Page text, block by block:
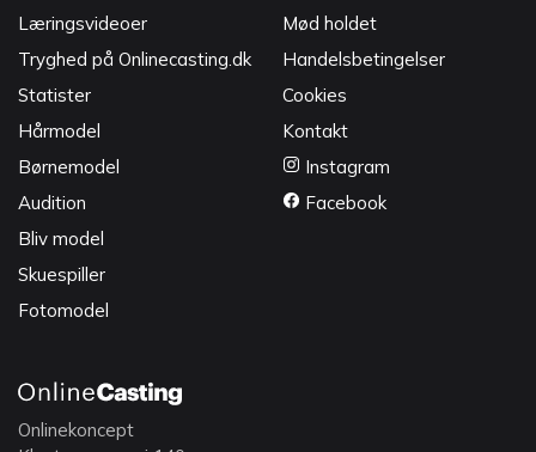
Læringsvideoer
Tryghed på Onlinecasting.dk
Statister
Hårmodel
Børnemodel
Audition
Bliv model
Skuespiller
Fotomodel
Mød holdet
Handelsbetingelser
Cookies
Kontakt
Instagram
Facebook
Onlinekoncept